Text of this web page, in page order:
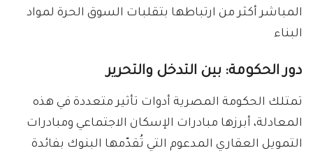
المباشر أكثر من ارتباطها بتقلبات السوق الحرة لمواد
البناء
دور الحكومة: بين التدخل والتحرير
تمتلك الحكومة المصرية أدوات تأثير متعددة في هذه
المعادلة، أبرزها مبادرات الإسكان الاجتماعي ومبادرات
التمويل العقاري المدعوم التي تُقدّمها البنوك بفائدة